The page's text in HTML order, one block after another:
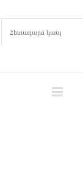
Հետադարձ կապ